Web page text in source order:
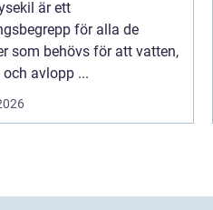
är ett
för alla de
som behövs för att vatten,
avlopp ...